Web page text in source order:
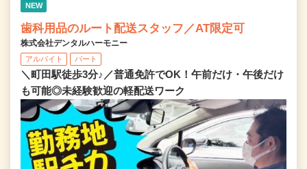
NEW
歯科用品のルート配送スタッフ／AT限定可
株式会社デンタルハーモニー
アルバイト パート
＼町田駅徒歩3分♪／普通免許でOK！午前だけ・午後だけ
も可能◎未経験歓迎の軽配送ワーク